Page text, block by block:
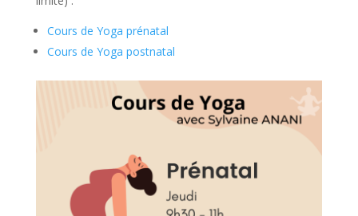
Cours de Yoga prénatal
Cours de Yoga postnatal